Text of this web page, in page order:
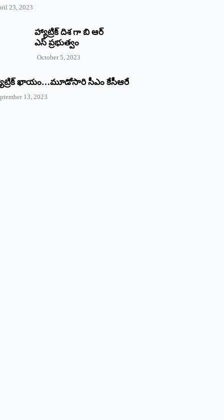
23, 2023
హ్యాట్రిక్ దిశ గా బి ఆర్
ఎస్ ప్రభుత్వం
October 5, 2023
‌ఖాయం…మూడోసారి సీఎం కేసీఆరే
13, 2023